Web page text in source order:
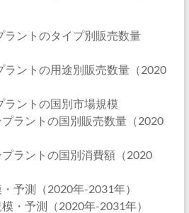
ラントのタイプ別販売数量
ラントの用途別販売数量（2020
ラントの国別市場規模
ラントの国別販売数量（2020
ラントの国別消費額（2020
予測（2020年-2031年）
・予測（2020年-2031年）